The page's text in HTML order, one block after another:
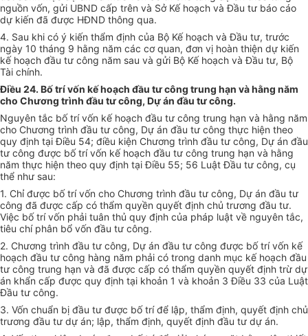
nguồn vốn, gửi UBND cấp trên và Sở Kế hoạch và Đầu tư báo cáo
dự kiến đã được HĐND thông qua.
4. Sau khi có ý kiến thẩm định của Bộ Kế hoạch và Đầu tư, trước
ngày 10 tháng 9 hằng năm các cơ quan, đơn vị hoàn thiện dự kiến
kế hoạch đầu tư công năm sau và gửi Bộ Kế hoạch và Đầu tư, Bộ
Tài chính.
Điều 24. Bố trí vốn kế hoạch đầu tư công trung hạn và hằng năm
cho Chương trình đầu tư công, Dự án đầu tư công.
Nguyên tắc bố trí vốn kế hoạch đầu tư công trung hạn và hằng năm
cho Chương trình đầu tư công, Dự án đầu tư công thực hiện theo
quy định tại Điều 54; điều kiện Chương trình đầu tư công, Dự án đầu
tư công được bố trí vốn kế hoạch đầu tư công trung hạn và hằng
năm thực hiện theo quy định tại Điều 55; 56 Luật Đầu tư công, cụ
thể như sau:
1. Chỉ được bốtrí vốn cho Chương trình đầu tư công, Dự án đầu tư
công đã được cấp có thẩm quyền quyết định chủ trương đầu tư.
Việc bố trí vốn phải tuân thủ quy định của pháp luật về nguyên tắc,
tiêu chí phân bổ vốn đầu tư công.
2. Chương trình đầu tư công, Dự án đầu tư công được bố trí vốn kế
hoạch đầu tư công hàng năm phải có trong danh mục kế hoạch đầu
tư công trung hạn và đã được cấp có thẩm quyền quyết định trừ dự
án khẩn cấp được quy định tại khoản 1 và khoản 3 Điều 33 của Luật
Đầu tư công.
3. Vốn chuẩn bị đầu tư được bố trí để lập, thẩm định, quyết định chủ
trương đầu tư dự án; lập, thẩm định, quyết định đầu tư dự án.